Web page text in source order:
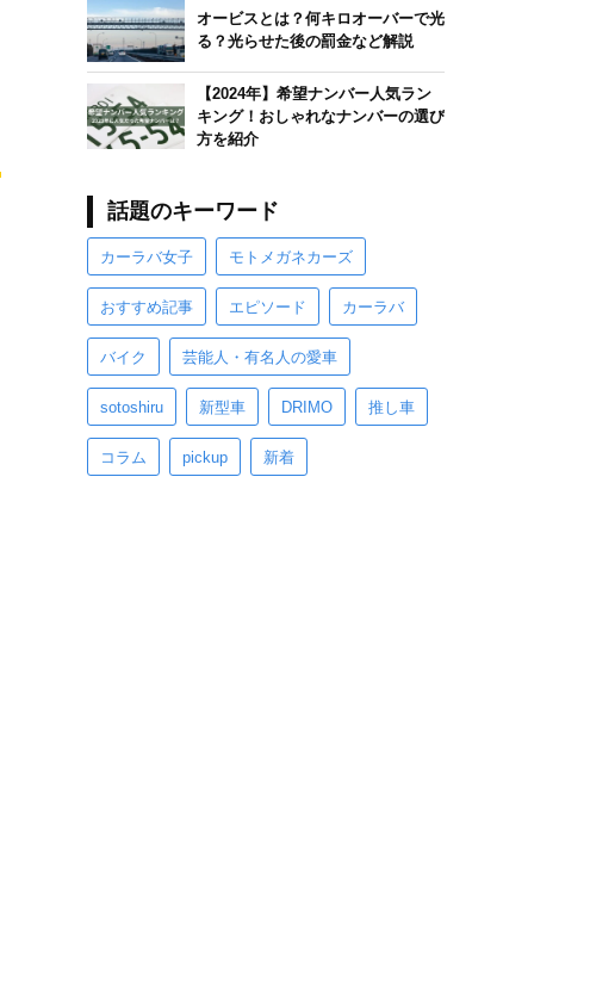
オービスとは？何キロオーバーで光
る？光らせた後の罰金など解説
【2024年】希望ナンバー人気ラン
キング！おしゃれなナンバーの選び
方を紹介
話題のキーワード
カーラバ女子 モトメガネカーズ
おすすめ記事 エピソード カーラバ
バイク 芸能人・有名人の愛車
sotoshiru 新型車 DRIMO 推し車
コラム pickup 新着